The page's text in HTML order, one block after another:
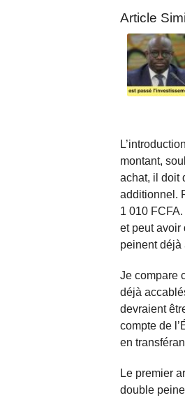
Article
montant,
achat, il doit
additionnel.
1 010
et peut avoir
peinent déjà
Je compare
déjà
devraient
compte de
en
Le premier
double